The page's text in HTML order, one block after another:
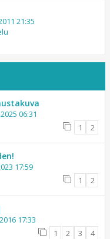
21:35
06:31
1 2
17:59
1 2
17:33
1 2 3 4